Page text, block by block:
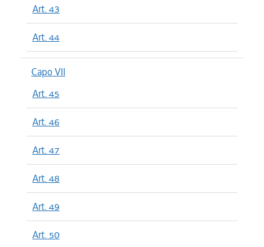
Art. 43
Art. 44
Capo VII
Art. 45
Art. 46
Art. 47
Art. 48
Art. 49
Art. 50